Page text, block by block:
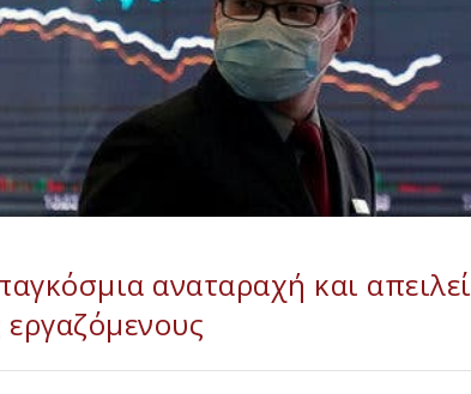
αναταραχή και απειλεί
εργαζόμενους